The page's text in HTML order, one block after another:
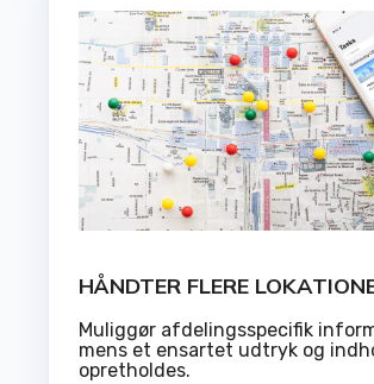
HÅNDTER FLERE
Muliggør afdelingsspecifik
mens et ensartet udtryk og
opretholdes.